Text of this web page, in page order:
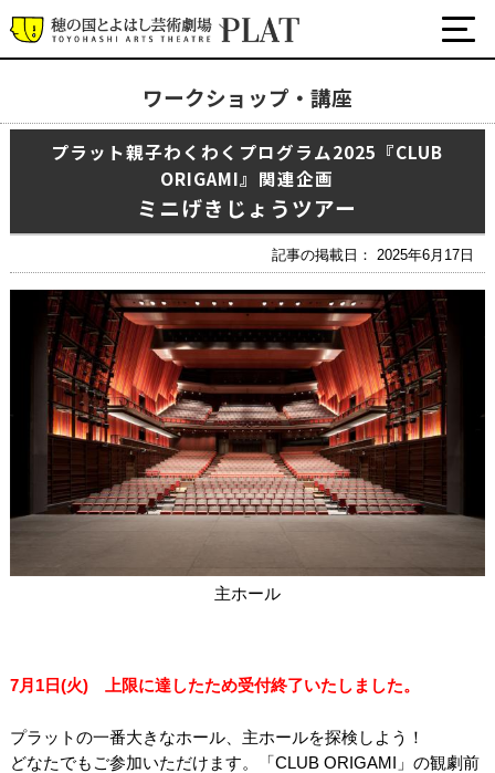
サービス
交通アクセス お問合せ
ワークショップ・講座
プラット親子わくわくプログラム2025『CLUB
ORIGAMI』関連企画
ミニげきじょうツアー
記事の掲載日： 2025年6月17日
主ホール
7月1日(火) 上限に達したため受付終了いたしました。
プラットの一番大きなホール、主ホールを探検しよう！
どなたでもご参加いただけます。「CLUB ORIGAMI」の観劇前
最新の公演・イベント情報
演劇・ダンス・音楽など
ワークショップ・講座
プラットについて
チケット・座席表・鑑賞サポートなど
施設の利用について
関連団体・施設